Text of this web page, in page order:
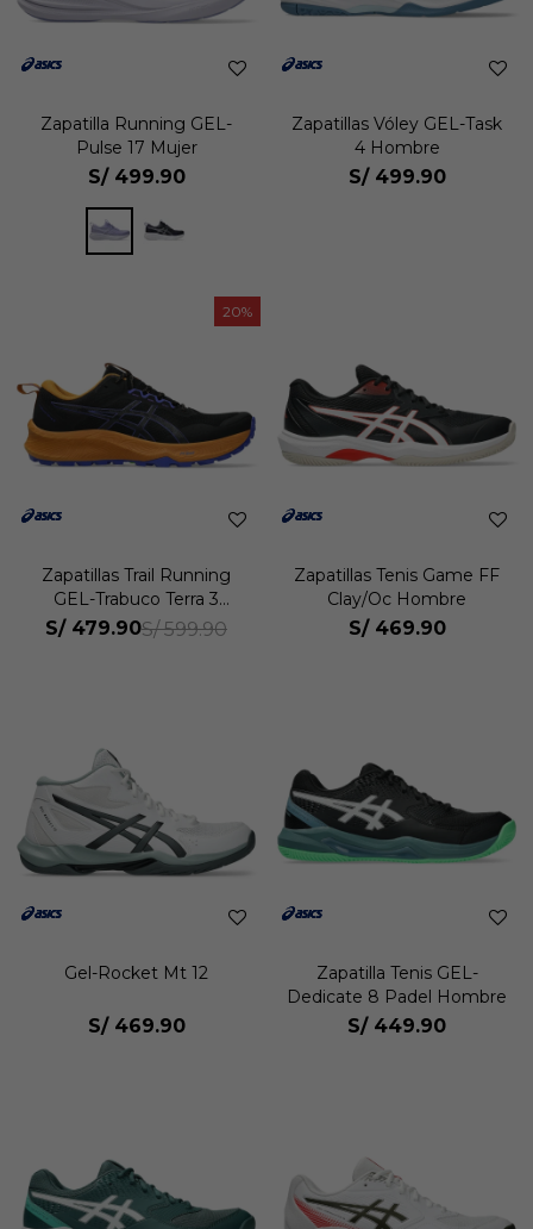
Zapatilla Running GEL-
Pulse 17 Mujer
S/ 499.90
Zapatillas Vóley GEL-Task
4 Hombre
S/ 499.90
20
Zapatillas Trail Running
GEL-Trabuco Terra 3
Hombre
S/ 479.90S/ 599.90
Zapatillas Tenis Game FF
Clay/Oc Hombre
S/ 469.90
Gel-Rocket Mt 12
S/ 469.90
Zapatilla Tenis GEL-
Dedicate 8 Padel Hombre
S/ 449.90